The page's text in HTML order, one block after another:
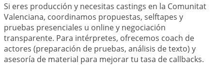
Si eres producción y necesitas castings en la Comunitat
Valenciana, coordinamos propuestas, selftapes y
pruebas presenciales u online y negociación
transparente. Para intérpretes, ofrecemos coach de
actores (preparación de pruebas, análisis de texto) y
asesoría de material para mejorar tu tasa de callbacks.